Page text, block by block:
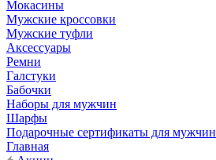
Мокасины
Мужские кроссовки
Мужские туфли
Аксессуары
Ремни
Галстуки
Бабочки
Наборы для мужчин
Шарфы
Подарочные сертификаты для мужчин
Главная